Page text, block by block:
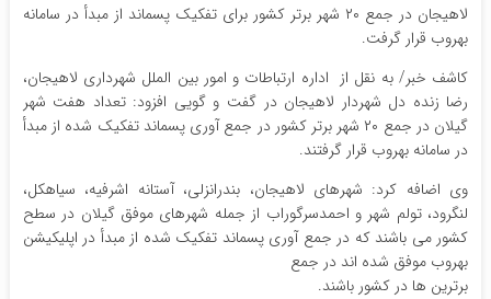
لاهیجان در جمع ۲۰ شهر برتر کشور برای تفکیک پسماند از مبدأ در سامانه
بهروب قرار گرفت.
کاشف خبر/ به نقل از اداره ارتباطات و امور بین الملل شهرداری لاهیجان،
رضا زنده دل شهردار لاهیجان در گفت و گویی افزود: تعداد هفت شهر
گیلان در جمع ۲۰ شهر برتر کشور در جمع آوری پسماند تفکیک شده از مبدأ
در سامانه بهروب قرار گرفتند.
وی اضافه کرد: شهرهای لاهیجان، بندرانزلی، آستانه اشرفیه، سیاهکل،
لنگرود، تولم شهر و احمدسرگوراب از جمله شهرهای موفق گیلان در سطح
کشور می باشند که در جمع آوری پسماند تفکیک شده از مبدأ در اپلیکیشن
بهروب موفق شده اند در جمع
برترین ها در کشور باشند.